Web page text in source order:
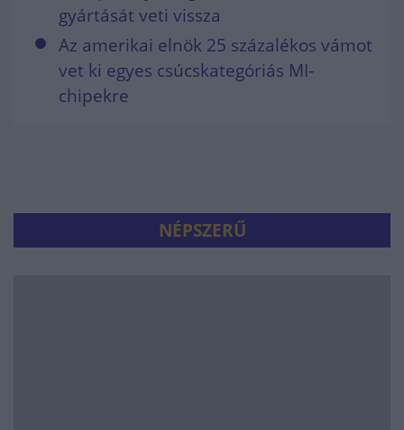
gyártását veti vissza
Az amerikai elnök 25 százalékos vámot
vet ki egyes csúcskategóriás MI-
chipekre
NÉPSZERŰ